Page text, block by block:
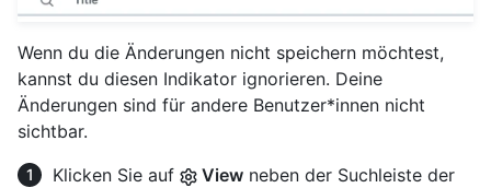
Wenn du die Änderungen nicht speichern möchtest,
kannst du diesen Indikator ignorieren. Deine
Änderungen sind für andere Benutzer*innen nicht
sichtbar.
Klicken Sie auf
View neben der Suchleiste der